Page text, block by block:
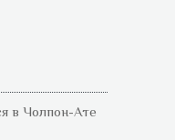
в Чолпон-Ате